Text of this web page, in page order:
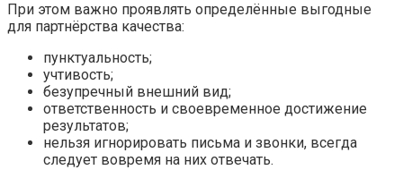
При этом важно проявлять определённые выгодные
для партнёрства качества:
пунктуальность;
учтивость;
безупречный внешний вид;
ответственность и своевременное достижение
результатов;
нельзя игнорировать письма и звонки, всегда
следует вовремя на них отвечать.